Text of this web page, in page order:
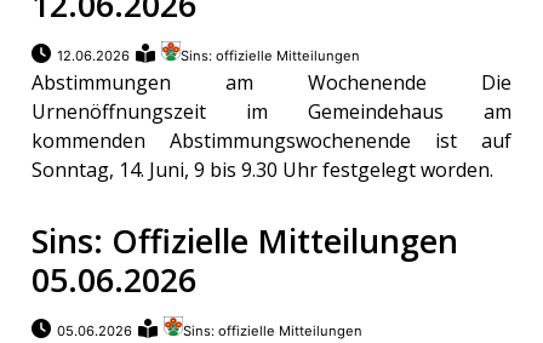
12.06.2026 Sins: offizielle Mitteilungen
Abstimmungen am Wochenende Die
Urnenöffnungszeit im Gemeindehaus am
kommenden Abstimmungswochenende ist auf
Sonntag, 14. Juni, 9 bis 9.30 Uhr festgelegt worden.
Sins: Offizielle Mitteilungen
05.06.2026
05.06.2026 Sins: offizielle Mitteilungen